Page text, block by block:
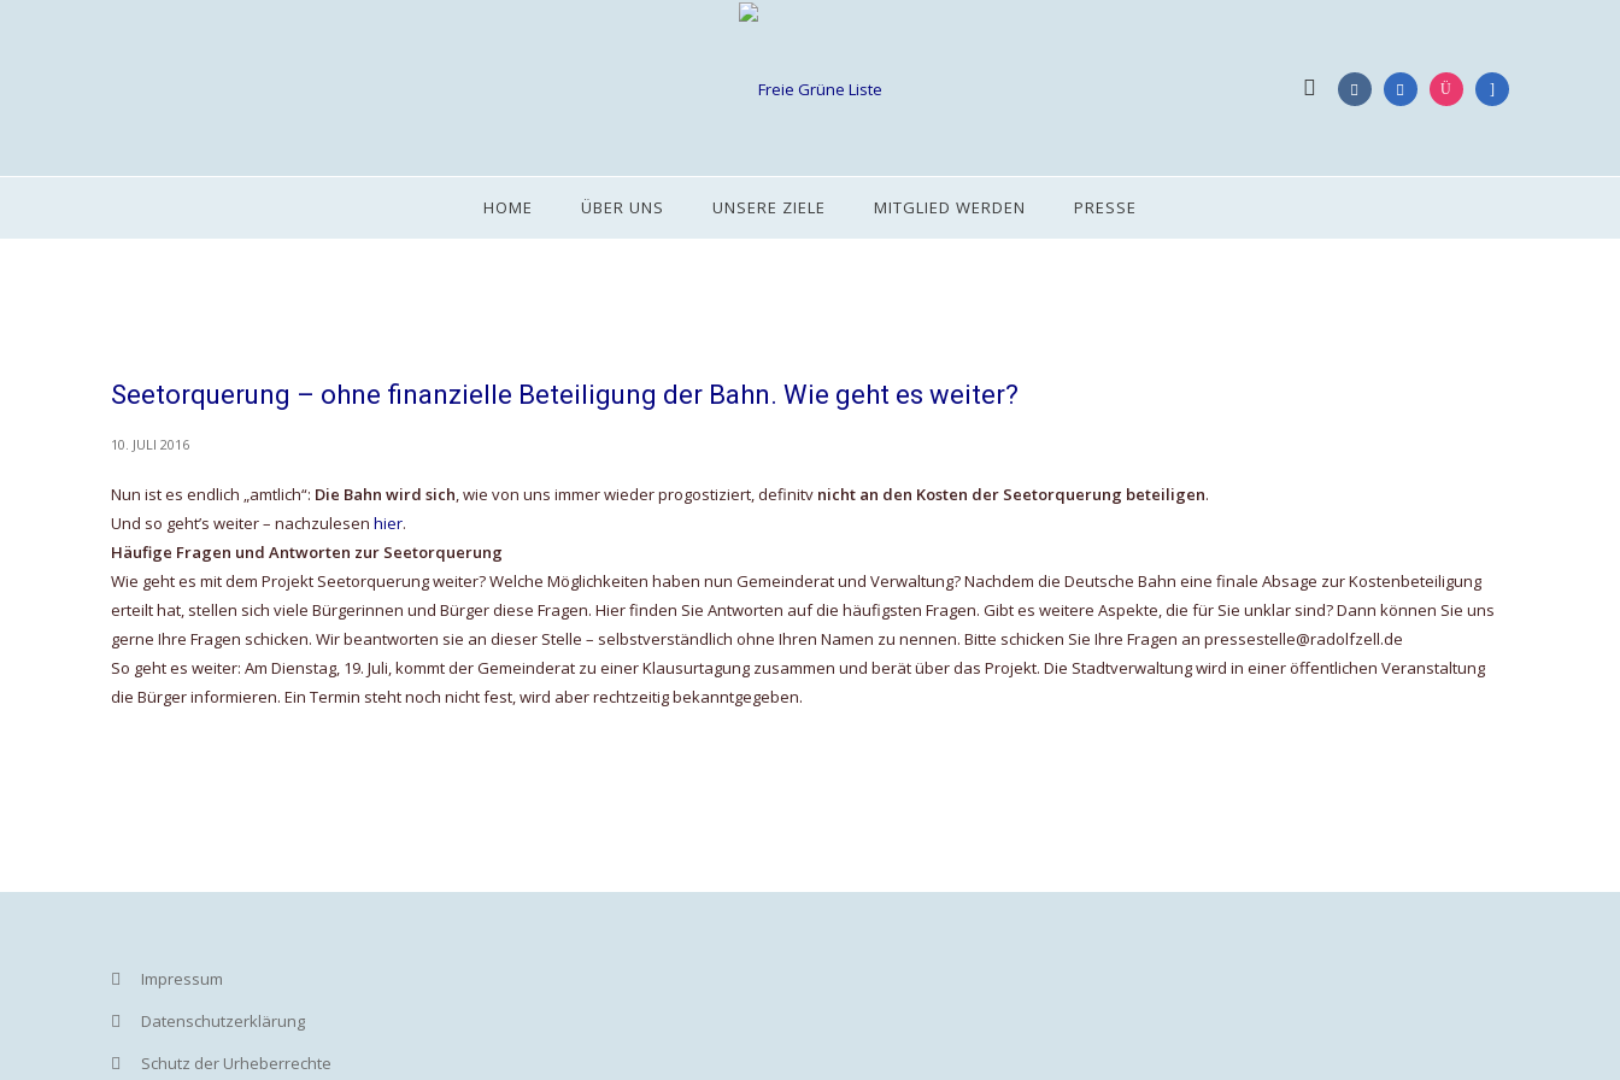
HOME ÜBER UNS UNSERE ZIELE MITGLIED WERDEN PRESSE
Seetorquerung – ohne finanzielle Beteiligung der Bahn. Wie geht es weiter?
10. JULI 2016
Nun ist es endlich „amtlich“: Die Bahn wird sich , wie von uns immer wieder progostiziert, definitv nicht an den Kosten der Seetorquerung beteiligen.
Und so geht’s weiter – nachzulesen hier.
Häufige Fragen und Antworten zur Seetorquerung
Wie geht es mit dem Projekt Seetorquerung weiter? Welche Möglichkeiten haben nun Gemeinderat und Verwaltung? Nachdem die Deutsche Bahn eine finale Absage zur Kostenbeteiligung
erteilt hat, stellen sich viele Bürgerinnen und Bürger diese Fragen. Hier finden Sie Antworten auf die häufigsten Fragen. Gibt es weitere Aspekte, die für Sie unklar sind? Dann können Sie uns
gerne Ihre Fragen schicken. Wir beantworten sie an dieser Stelle – selbstverständlich ohne Ihren Namen zu nennen. Bitte schicken Sie Ihre Fragen an pressestelle@radolfzell.de
So geht es weiter: Am Dienstag, 19. Juli, kommt der Gemeinderat zu einer Klausurtagung zusammen und berät über das Projekt. Die Stadtverwaltung wird in einer öffentlichen Veranstaltung
die Bürger informieren. Ein Termin steht noch nicht fest, wird aber rechtzeitig bekanntgegeben.
Impressum
Datenschutzerklärung
Schutz der Urheberrechte